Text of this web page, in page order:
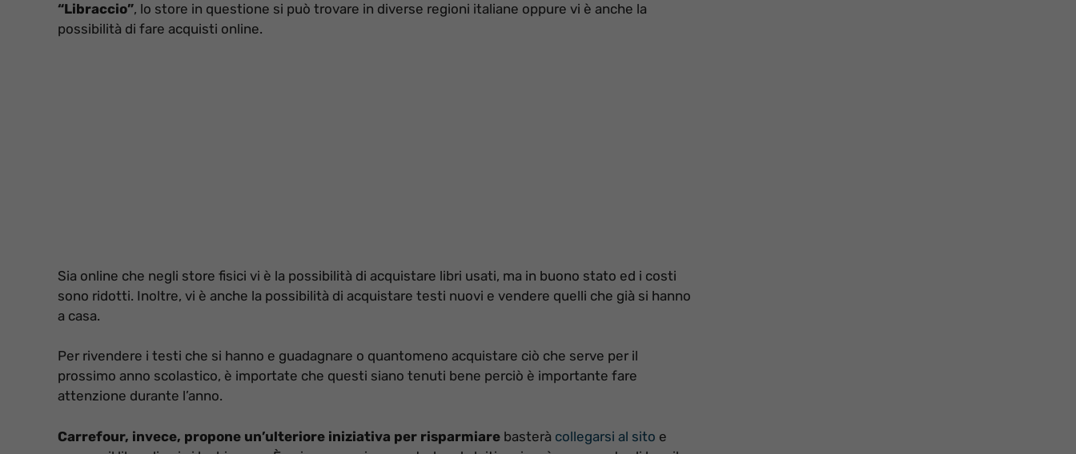
“Libraccio”, lo store in questione si può trovare in diverse regioni italiane oppure vi è anche la
possibilità di fare acquisti online.
Sia online che negli store fisici vi è la possibilità di acquistare libri usati, ma in buono stato ed i costi
sono ridotti. Inoltre, vi è anche la possibilità di acquistare testi nuovi e vendere quelli che già si hanno
a casa.
Per rivendere i testi che si hanno e guadagnare o quantomeno acquistare ciò che serve per il
prossimo anno scolastico, è importate che questi siano tenuti bene perciò è importante fare
attenzione durante l’anno.
Carrefour, invece, propone un’ulteriore iniziativa per risparmiare basterà collegarsi al sito e